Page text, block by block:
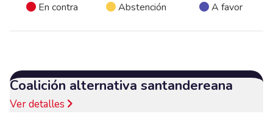
En contra Abstención A favor
Coalición alternativa santandereana
Ver detalles